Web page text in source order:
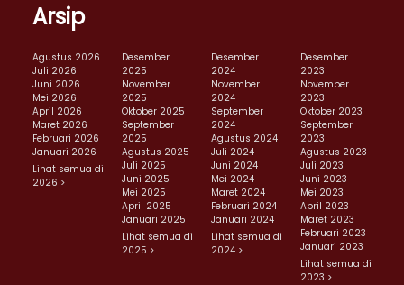
Arsip
Agustus 2026
Juli 2026
Juni 2026
Mei 2026
April 2026
Maret 2026
Februari 2026
Januari 2026
Lihat semua di
2026 >
Desember
2025
November
2025
Oktober 2025
September
2025
Agustus 2025
Juli 2025
Juni 2025
Mei 2025
April 2025
Januari 2025
Lihat semua di
2025 >
Desember
2024
November
2024
September
2024
Agustus 2024
Juli 2024
Juni 2024
Mei 2024
Maret 2024
Februari 2024
Januari 2024
Lihat semua di
2024 >
Desember
2023
November
2023
Oktober 2023
September
2023
Agustus 2023
Juli 2023
Juni 2023
Mei 2023
April 2023
Maret 2023
Februari 2023
Januari 2023
Lihat semua di
2023 >